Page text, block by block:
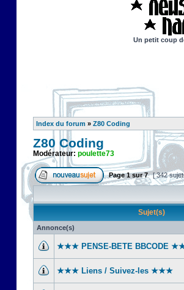
Un petit coup
Index du forum » Z80 Coding
Z80 Coding
Modérateur: poulette73
Page1sur7 [ 342
Sujet(s)
Annonce(s)
★★★ PENSE-BETE BBCODE
★★★ Liens / Suivez-les ★★★